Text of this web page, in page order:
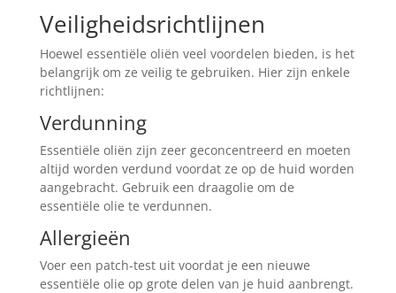
Veiligheidsrichtlijnen
Hoewel essentiële oliën veel voordelen bieden, is het
belangrijk om ze veilig te gebruiken. Hier zijn enkele
richtlijnen:
Verdunning
Essentiële oliën zijn zeer geconcentreerd en moeten
altijd worden verdund voordat ze op de huid worden
aangebracht. Gebruik een draagolie om de
essentiële olie te verdunnen.
Allergieën
Voer een patch-test uit voordat je een nieuwe
essentiële olie op grote delen van je huid aanbrengt.